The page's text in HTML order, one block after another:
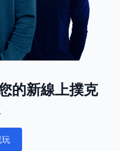
的新線上撲克